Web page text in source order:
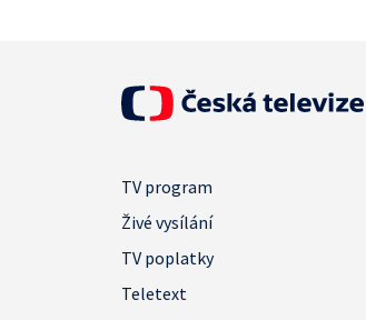
TV program
Živé vysílání
TV poplatky
Teletext